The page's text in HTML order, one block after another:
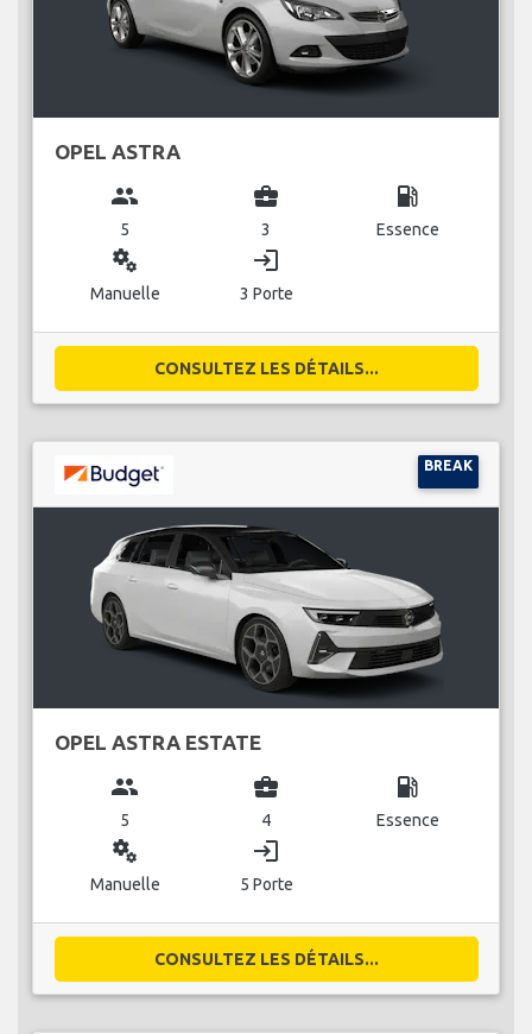
OPEL ASTRA
group
5
business_center
3
local_gas_station
Essence
miscellaneous_services
Manuelle
login
3 Porte
CONSULTEZ LES DÉTAILS...
BREAK
OPEL ASTRA ESTATE
group
5
business_center
4
local_gas_station
Essence
miscellaneous_services
Manuelle
login
5 Porte
CONSULTEZ LES DÉTAILS...